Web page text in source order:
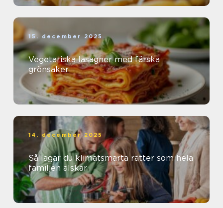
15. december 2025
Vegetariska lasagner med färska
grönsaker
14. december 2025
Så lagar du klimatsmarta rätter som hela
familjen älskar